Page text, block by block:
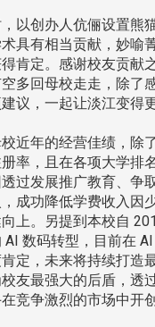
以创办人伉俪设置熊
具有相当贡献，妙喻
肯定。感谢校友贡献
多回母校走走，除了
议，一起让淡江变得更
近年的经营佳绩，除
率，且在各项大学排
过发展推广教育、争
成功降低学费收入因
上。另提到本校自
数码转型，目前在
定，未来将持续打造
友最强大的后盾，透
竞争激烈的市场中开